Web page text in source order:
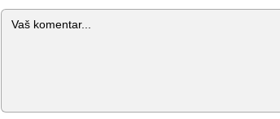
Komentar